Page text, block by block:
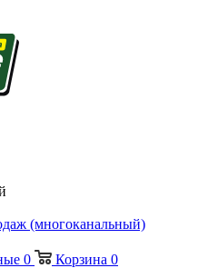
(многоканальный)
0 Корзина 0